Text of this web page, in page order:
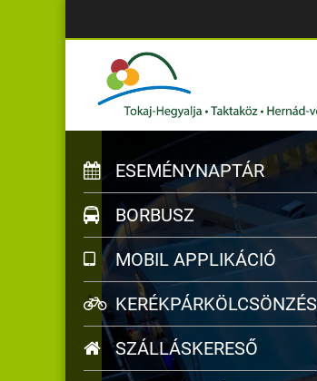
ESEMÉNYNAPTÁR
BORBUSZ
MOBIL APPLIKÁCIÓ
KERÉKPÁRKÖLCSÖNZÉS
SZÁLLÁSKERESŐ